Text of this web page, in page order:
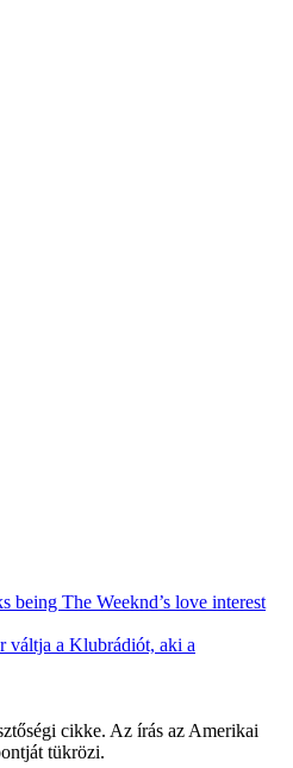
being The Weeknd’s love interest
váltja a Klubrádiót, aki a
cikke. Az írás az Amerikai
tükrözi.